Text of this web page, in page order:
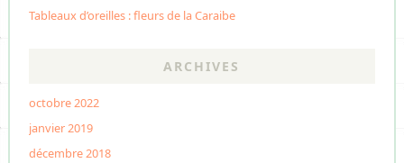
Tableaux d’oreilles : fleurs de la Caraibe
ARCHIVES
octobre 2022
janvier 2019
décembre 2018